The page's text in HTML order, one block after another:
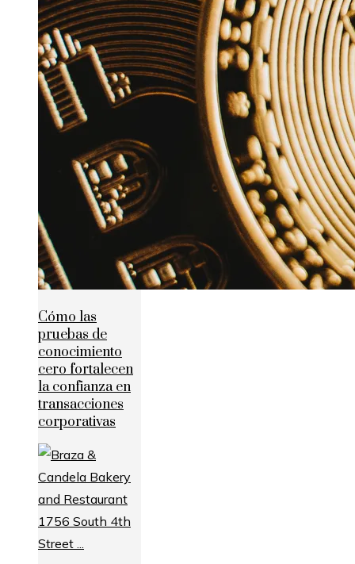
Cómo las
pruebas de
conocimiento
cero fortalecen
la confianza en
transacciones
corporativas